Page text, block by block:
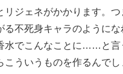
リジェネがかかります。
る不死身キャラのようにな
水でこんなことに……と言
こういうものを作るんでし